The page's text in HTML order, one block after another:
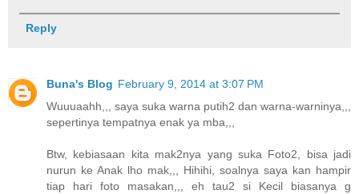
Reply
Buna's Blog February 9, 2014 at 3:07 PM
Wuuuaahh,,, saya suka warna putih2 dan warna-warninya,,,
sepertinya tempatnya enak ya mba,,,
Btw, kebiasaan kita mak2nya yang suka Foto2, bisa jadi
nurun ke Anak lho mak,,, Hihihi, soalnya saya kan hampir
tiap hari foto masakan,,, eh tau2 si Kecil biasanya g